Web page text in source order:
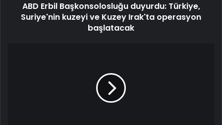
ABD Erbil Başkonsolosluğu duyurdu: Türkiye,
Suriye'nin kuzeyi ve Kuzey Irak'ta operasyon
başlatacak